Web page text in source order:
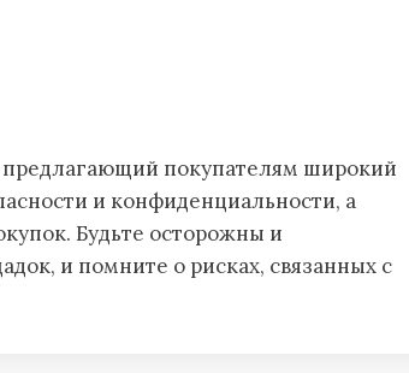
предлагающий покупателям широкий
и конфиденциальности, а
Будьте осторожны и
и помните о рисках, связанных с